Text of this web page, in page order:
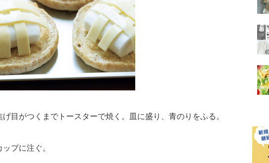
目がつくまでトースターで焼く。皿に盛り、青のりをふる。
プに注ぐ。